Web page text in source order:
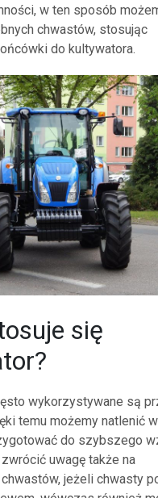
w ten sposób
chwastów, stosując
do kultywatora.
się
wykorzystywane są
temu możemy natlenić
do szybszego
uwagę także na
jeżeli chwasty